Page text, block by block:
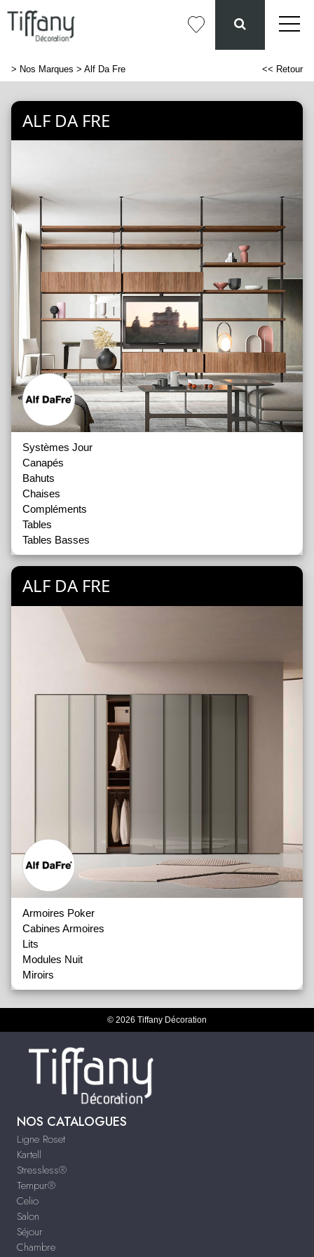
> Nos Marques > Alf Da Fre << Retour
ALF DA FRE
Systèmes Jour
Canapés
Bahuts
Chaises
Compléments
Tables
Tables Basses
ALF DA FRE
Armoires Poker
Cabines Armoires
Lits
Modules Nuit
Miroirs
© 2026 Tiffany Décoration
NOS CATALOGUES
Ligne Roset
Kartell
Stressless®
Tempur®
Celio
Salon
Séjour
Chambre